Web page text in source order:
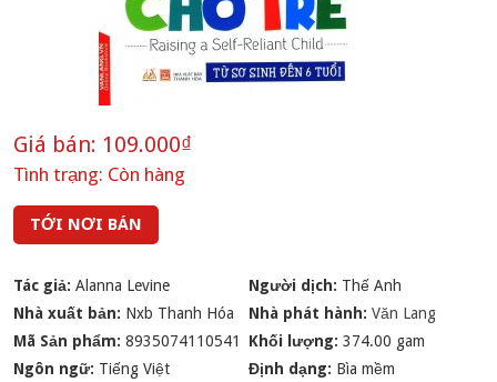
Giá bán: 109.000₫
Tình trạng: Còn hàng
TỚI NƠI BÁN
Tác giả:Alanna Levine Người dịch: Thế Anh
Nhà xuất bản: Nxb Thanh Hóa Nhà phát hành: Văn Lang
Mã Sản phẩm:8935074110541 Khối lượng: 374.00 gam
Ngôn ngữ: Tiếng Việt Định dạng: Bìa mềm